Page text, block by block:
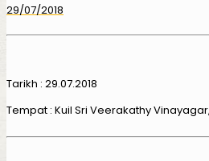
29/07/2018
Tarikh : 29.07.2018
Tempat : Kuil Sri Veerakathy